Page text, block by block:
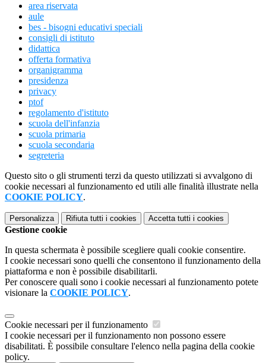
area riservata
aule
bes - bisogni educativi speciali
consigli di istituto
didattica
offerta formativa
organigramma
presidenza
privacy
ptof
regolamento d'istituto
scuola dell'infanzia
scuola primaria
scuola secondaria
segreteria
Questo sito o gli strumenti terzi da questo utilizzati si avvalgono di
cookie necessari al funzionamento ed utili alle finalità illustrate nella
COOKIE POLICY.
Personalizza Rifiuta tutti i cookies Accetta tutti i cookies
Gestione cookie
In questa schermata è possibile scegliere quali cookie consentire.
I cookie necessari sono quelli che consentono il funzionamento della
piattaforma e non è possibile disabilitarli.
Per conoscere quali sono i cookie necessari al funzionamento potete
visionare la COOKIE POLICY.
Cookie necessari per il funzionamento
I cookie necessari per il funzionamento non possono essere
disabilitati. È possibile consultare l'elenco nella pagina della cookie
policy.